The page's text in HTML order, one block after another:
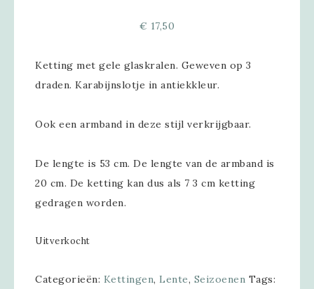
€ 17,50
Ketting met gele glaskralen. Geweven op 3
draden. Karabijnslotje in antiekkleur.
Ook een armband in deze stijl verkrijgbaar.
De lengte is 53 cm. De lengte van de armband is
20 cm. De ketting kan dus als 7 3 cm ketting
gedragen worden.
Uitverkocht
Categorieën: Kettingen, Lente, Seizoenen Tags: